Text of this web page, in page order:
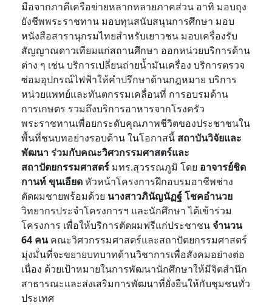
มือจากภาคีเครือข่ายหลากหลายภาคส่วน อาทิ มอบถุง
ยังชีพพระราชทาน มอบทุนสนับสนุนการศึกษา มอบ
หนังสือสารานุกรมไทยสำหรับเยาวชน มอบเครื่องรับ
สัญญาณดาวเทียมแก่สถานศึกษา ออกหน่วยบริการด้าน
ต่าง ๆ เช่น บริการเปลี่ยนถ่ายน้ำมันเครื่อง บริการตรวจ
ซ่อมอุปกรณ์ไฟฟ้าให้คำปรึกษาด้านกฎหมาย บริการ
หน่วยแพทย์และทันตกรรมเคลื่อนที่ การอบรมด้าน
การเกษตร รวมถึงบริการอาหารจากโรงครัว
พระราชทานเพื่อยกระดับคุณภาพชีวิตของประชาชนใน
พื้นที่ชนบทอย่างรอบด้าน ในโอกาสนี้ สถาบันวิจัยและ
พัฒนา ร่วมกับคณะวิศวกรรมศาสตร์และ
สถาปัตยกรรมศาสตร์ มทร.สุวรรณภูมิ โดย อาจารย์ชิด
กานท์ ขุนเอียดหัวหน้าโครงการฝึกอบรมอาชีพช่าง
ตัดผมชายพร้อมด้วย นางสาวภินัญนัฏฐ์ โชคอำนวย
วิทยากรประจำโครงการฯ และนักศึกษา ได้เข้าร่วม
โครงการ เพื่อให้บริการตัดผมฟรีแก่ประชาชนจำนวน
64 คนคณะวิศวกรรมศาสตร์และสถาปัตยกรรมศาสตร์
มุ่งมั่นที่จะขยายบทบาทด้านวิชาการเพื่อสังคมอย่างต่อ
เนื่อง ด้วยเป้าหมายในการพัฒนานักศึกษาให้มีจิตสำนึก
สาธารณะและส่งเสริมการพัฒนาที่ยั่งยืนให้กับชุมชนทั่ว
ประเทศ